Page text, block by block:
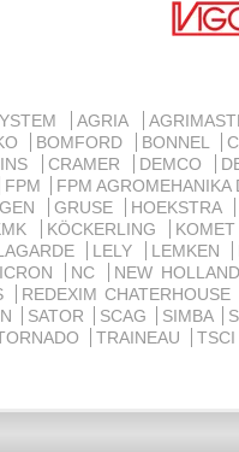
AGRIA
BOMFORD BONNEL
CRAMER DEMCO
FPM FPM AGROMEHANIKA
GRUSE HOEKSTRA
KÖCKERLING KOMET
LELY LEMKEN
NC NEW HOLLAND
REDEXIM CHATERHOUSE
SATOR SCAG SIMBA
TRAINEAU TSCI